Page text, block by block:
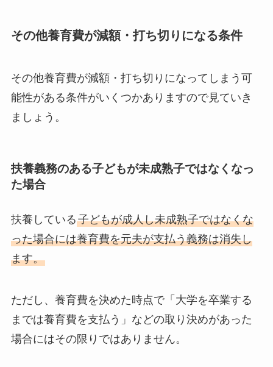
その他養育費が減額・打ち切りになる条件
その他養育費が減額・打ち切りになってしまう可
能性がある条件がいくつかありますので見ていき
ましょう。
扶養義務のある子どもが未成熟子ではなくなっ
た場合
扶養している子どもが成人し未成熟子ではなくな
った場合には養育費を元夫が支払う義務は消失し
ます。
ただし、養育費を決めた時点で「大学を卒業する
までは養育費を支払う」などの取り決めがあった
場合にはその限りではありません。